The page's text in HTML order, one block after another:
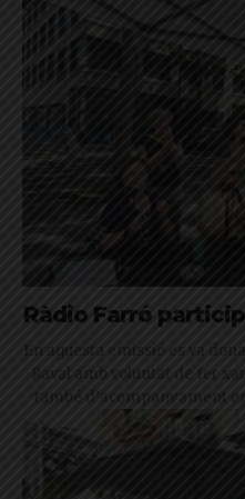
Ràdio Farró
En aquesta emissió es va
Raval amb voluntat de fer
també d’acompanyament